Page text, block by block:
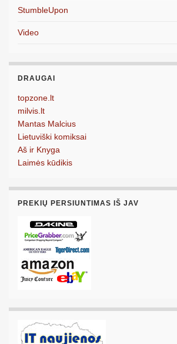
StumbleUpon
Video
DRAUGAI
topzone.lt
milvis.lt
Mantas Malcius
Lietuviški komiksai
Aš ir Knyga
Laimės kūdikis
PREKIŲ PERSIUNTIMAS IŠ JAV